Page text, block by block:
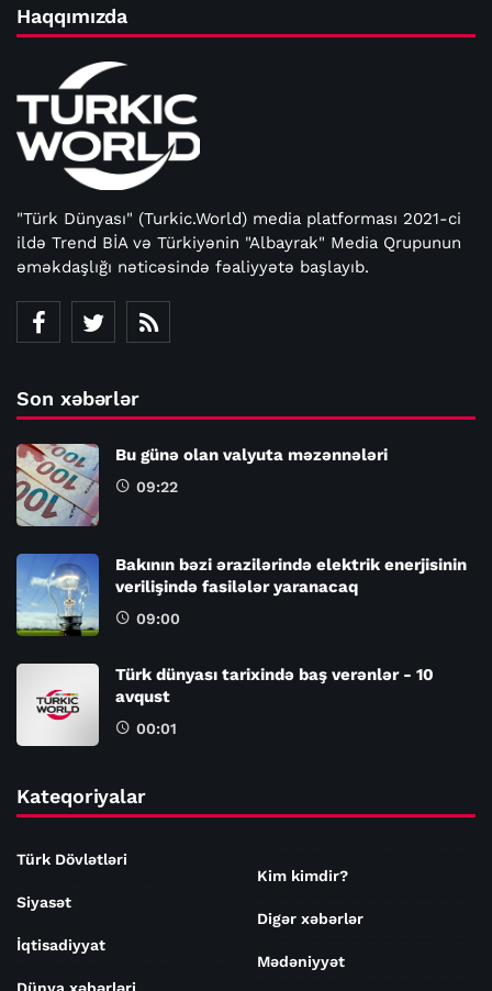
Haqqımızda
"Türk Dünyası" (Turkic.World) media platforması 2021-ci
ildə Trend BİA və Türkiyənin "Albayrak" Media Qrupunun
əməkdaşlığı nəticəsində fəaliyyətə başlayıb.
Son xəbərlər
Bu günə olan valyuta məzənnələri
09:22
Bakının bəzi ərazilərində elektrik enerjisinin
verilişində fasilələr yaranacaq
09:00
Türk dünyası tarixində baş verənlər - 10
avqust
00:01
Kateqoriyalar
Türk Dövlətləri
Siyasət
İqtisadiyyat
Dünya xəbərləri
Kim kimdir?
Digər xəbərlər
Mədəniyyət